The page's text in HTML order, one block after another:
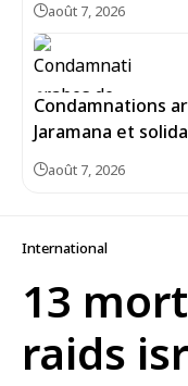
août 7, 2026
Condamnations
Jaramana et
août 7, 2026
International
13
raids